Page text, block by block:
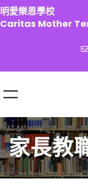
跳
至
主
明愛樂恩學校
Caritas Mother
家長教